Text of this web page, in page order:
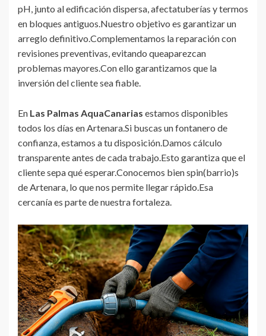
pH, junto al edificación dispersa, afectatuberías y termos
en bloques antiguos.Nuestro objetivo es garantizar un
arreglo definitivo.Complementamos la reparación con
revisiones preventivas, evitando queaparezcan
problemas mayores.Con ello garantizamos que la
inversión del cliente sea fiable.
En Las Palmas AquaCanarias estamos disponibles
todos los días en Artenara.Si buscas un fontanero de
confianza, estamos a tu disposición.Damos cálculo
transparente antes de cada trabajo.Esto garantiza que el
cliente sepa qué esperar.Conocemos bien spin(barrio)s
de Artenara, lo que nos permite llegar rápido.Esa
cercanía es parte de nuestra fortaleza.